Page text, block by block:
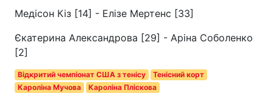
Медісон Кіз [14] - Елізе Мертенс [33]
Єкатерина Александрова [29] - Аріна Соболенко
[2]
Відкритий чемпіонат США з тенісу
Тенісний корт
Кароліна Мучова
Кароліна Пліскова